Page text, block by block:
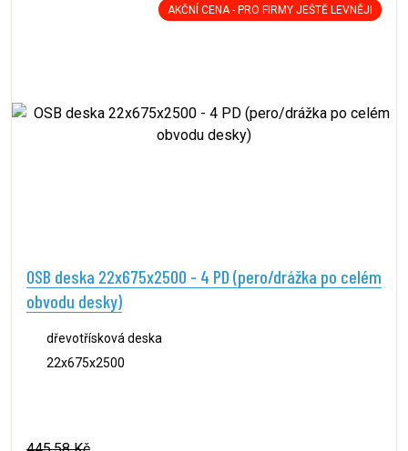
AKČNÍ CENA - PRO FIRMY JEŠTĚ LEVNĚJI
OSB deska 22x675x2500 - 4 PD (pero/drážka po celém
obvodu desky)
dřevotřísková deska
22x675x2500